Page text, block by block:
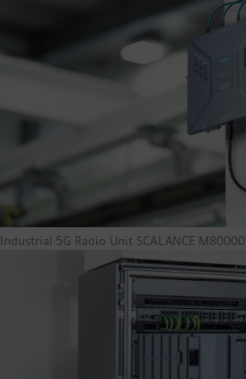
Industrial 5G Radio Unit SCALANCE